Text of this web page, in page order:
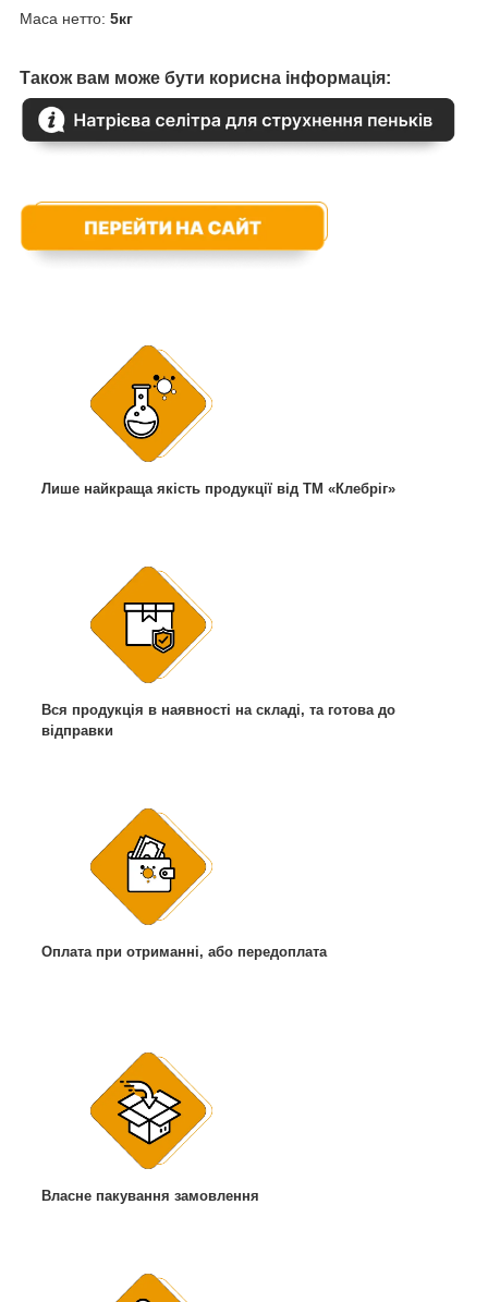
Маса нетто: 5кг
Також вам може бути корисна інформація:
Лише найкраща якість продукції від ТМ «Клебріг»
Вся продукція в наявності на складі, та готова до
відправки
Оплата при отриманні, або передоплата
Власне пакування замовлення